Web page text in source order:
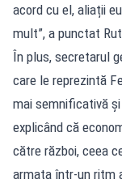
acord cu el, aliații
mult”, a punctat
În plus, secretarul
care le reprezintă
mai semnificativă
explicând că
către război, ceea
armata într-un ritm